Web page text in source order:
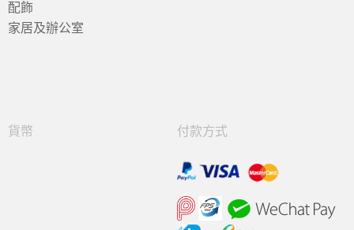
配飾
家居及辦公室
貨幣 付款方式